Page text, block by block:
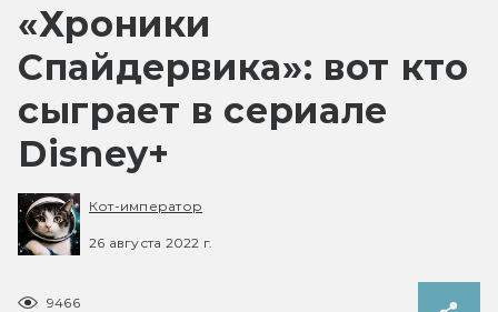
«Хроники
Спайдервика»: вот кто
сыграет в сериале
Disney+
Кот-император
26 августа 2022 г.
9466